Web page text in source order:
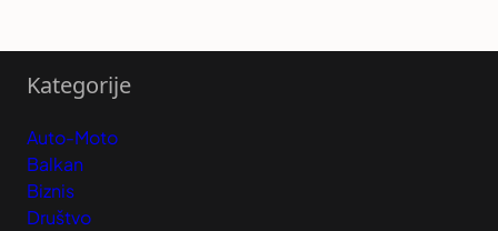
Kategorije
Auto-Moto
Balkan
Biznis
Društvo